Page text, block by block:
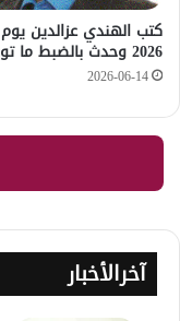
2026 وحدث بالضبط ما توقع
2026-06-14
آخرالأخبار